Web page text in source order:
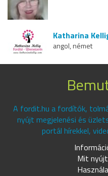
Katharina
angol, német
A fordit.hu a fordítók,
nyújt megjelenési és
portál hírekkel,
Mit